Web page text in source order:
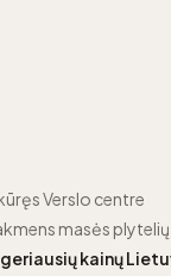
Verslo centre
masės plytelių
kainų